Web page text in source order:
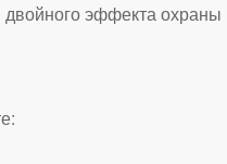
эффекта охраны